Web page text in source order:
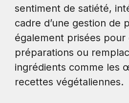
sentiment de satiété,
cadre d’une gestion de
également prisées pour
préparations ou
ingrédients comme les
recettes végétaliennes.